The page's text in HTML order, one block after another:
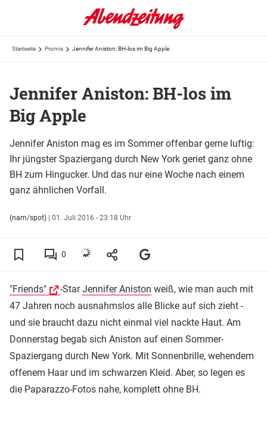
Startseite Promis Jennifer Aniston: BH-los im Big Apple
Jennifer Aniston: BH-los im
Big Apple
Jennifer Aniston mag es im Sommer offenbar gerne luftig:
Ihr jüngster Spaziergang durch New York geriet ganz ohne
BH zum Hingucker. Und das nur eine Woche nach einem
ganz ähnlichen Vorfall.
(nam/spot) | 01. Juli 2016 - 23:18 Uhr
0
"Friends" -StarJennifer Aniston weiß, wie man auch mit
47 Jahren noch ausnahmslos alle Blicke auf sich zieht -
und sie braucht dazu nicht einmal viel nackte Haut. Am
Donnerstag begab sich Aniston auf einen Sommer-
Spaziergang durch New York. Mit Sonnenbrille, wehendem
offenem Haar und im schwarzen Kleid. Aber, so legen es
die Paparazzo-Fotos nahe, komplett ohne BH.